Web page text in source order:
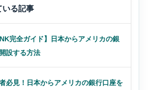
いる記事
完全ガイド】日本からアメリカの銀
設する方法
必見！日本からアメリカの銀行口座を